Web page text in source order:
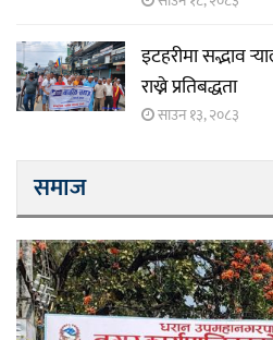
इटहरीमा सद्भाव
राख्ने प्रतिबद्धता
साउन १३, २०८३
समाज